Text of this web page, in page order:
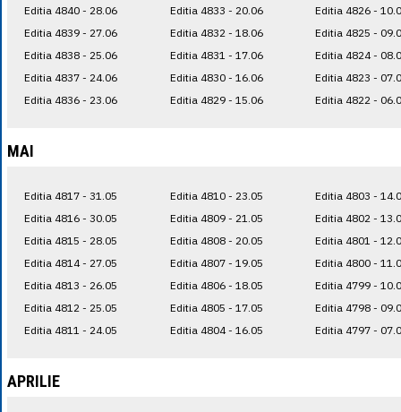
Editia 4840 - 28.06
Editia 4839 - 27.06
Editia 4838 - 25.06
Editia 4837 - 24.06
Editia 4836 - 23.06
Editia 4833 - 20.06
Editia 4832 - 18.06
Editia 4831 - 17.06
Editia 4830 - 16.06
Editia 4829 - 15.06
Editia 4826 -
Editia 4825 -
Editia 4824 -
Editia 4823 -
Editia 4822 -
MAI
Editia 4817 - 31.05
Editia 4816 - 30.05
Editia 4815 - 28.05
Editia 4814 - 27.05
Editia 4813 - 26.05
Editia 4812 - 25.05
Editia 4811 - 24.05
Editia 4810 - 23.05
Editia 4809 - 21.05
Editia 4808 - 20.05
Editia 4807 - 19.05
Editia 4806 - 18.05
Editia 4805 - 17.05
Editia 4804 - 16.05
Editia 4803 -
Editia 4802 -
Editia 4801 -
Editia 4800 -
Editia 4799 -
Editia 4798 -
Editia 4797 -
APRILIE